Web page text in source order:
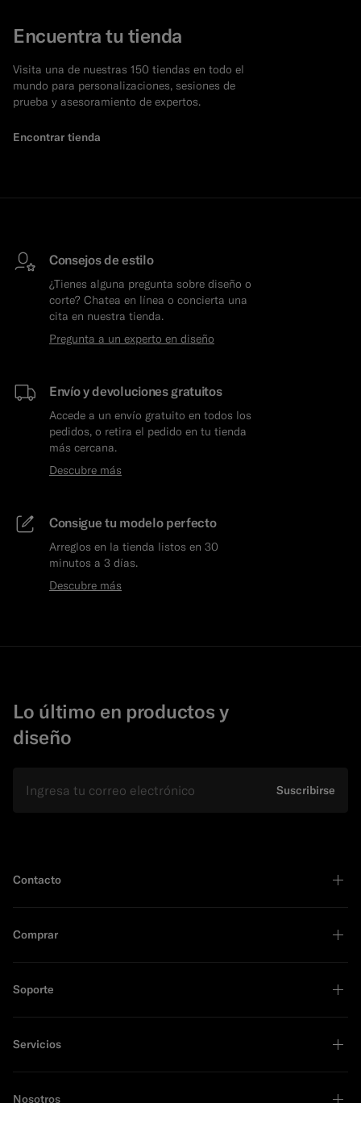
Encuentra tu tienda
Visita una de nuestras 150 tiendas en todo el
mundo para personalizaciones, sesiones de
prueba y asesoramiento de expertos.
Encontrar tienda
Consejos de estilo
¿Tienes alguna pregunta sobre diseño o
corte? Chatea en línea o concierta una
cita en nuestra tienda.
Pregunta a un experto en diseño
Envío y devoluciones gratuitos
Accede a un envío gratuito en todos los
pedidos, o retira el pedido en tu tienda
más cercana.
Descubre más
Consigue tu modelo perfecto
Arreglos en la tienda listos en 30
minutos a 3 días.
Descubre más
Lo último en productos y
diseño
Suscribirse
Contacto
Comprar
Soporte
Servicios
Nosotros